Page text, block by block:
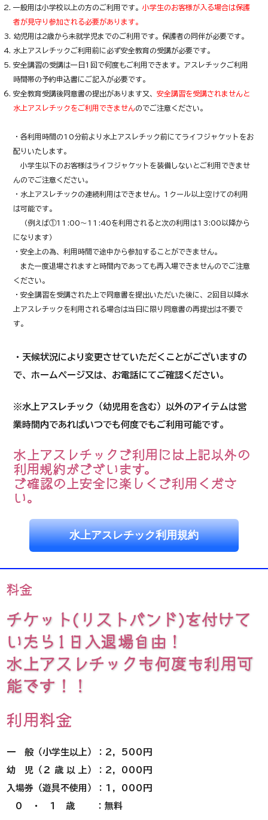
一般用は小学校以上の方のご利用です。小学生のお客様が入る場合は保護
者が見守り参加される必要があります。
幼児用は2歳から未就学児までのご利用です。保護者の同伴が必要です。
水上アスレチックご利用前に必ず安全教育の受講が必要です。
安全講習の受講は一日1回で何度もご利用できます。 アスレチックご利用
時間帯の予約申込書にご記入が必要です。
安全教育受講後同意書の提出があります又、安全講習を受講されませんと
水上アスレチックをご利用できませんのでご注意ください。
・各利用時間の10分前より水上アスレチック前にてライフジャケットをお
配りいたします。
小学生以下のお客様はライフジャケットを装備しないとご利用できませ
んのでご注意ください。
・水上アスレチックの連続利用はできません。1クール以上空けての利用
は可能です。
（例えば①11:00～11:40を利用されると次の利用は13:00以降から
になります）
・安全上の為、利用時間で途中から参加することができません。
また一度退場されますと時間内であっても再入場できませんのでご注意
ください。
​・安全講習を受講された上で同意書を提出いただいた後に、2回目以降水
上アスレチックを利用される場合は当日に限り同意書の再提出は不要で
す。
・天候状況により変更させていただくことがございますの
で、ホームページ又は、お電話にてご確認ください。
※水上アスレチック（幼児用を含む）以外のアイテムは営
業時間内であればいつでも何度でもご利用可能です。
水上アスレチックご利用には上記以外の
利用規約がございます。
​ご確認の上安全に楽しくご利用くださ
い。
水上アスレチック利用規約
料金
チケット(リストバンド)を付けて
いたら1日入退場自由！
​水上アスレチックも何度も利用可
能です！！
利用料金
一 般（小学生以上）：2，500円
幼 児（２ 歳 以 上）：2，000円
入場券（遊具不使用）：1，000円
0 ・ 1 歳 ：無料